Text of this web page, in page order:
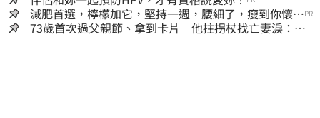
減肥首選，檸檬加它，堅持一週，腰細了，瘦到你懷疑
人生
PR
73歲首次過父親節、拿到卡片 他拄拐杖找亡妻淚：今